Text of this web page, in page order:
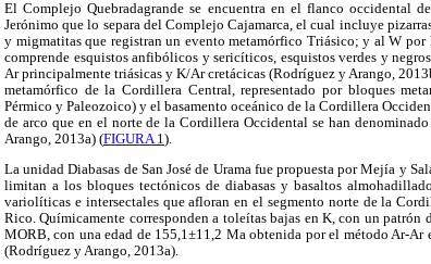
El Complejo Quebradagrande se encuentra en el flanco
Jerónimo que lo separa del Complejo Cajamarca, el cual incluye
y migmatitas que registran un evento metamórfico Triásico; y al W
comprende esquistos anfibólicos y sericíticos, esquistos verdes y
Ar principalmente triásicas y K/Ar cretácicas (Rodríguez y Arango,
metamórfico de la Cordillera Central, representado por bloques
Pérmico y Paleozoico) y el basamento oceánico de la Cordillera
de arco que en el norte de la Cordillera Occidental se han
Arango, 2013a) (FIGURA 1).
La unidad Diabasas de San José de Urama fue propuesta por Mejía y
limitan a los bloques tectónicos de diabasas y basaltos
variolíticas e intersectales que afloran en el segmento norte de la
Rico. Químicamente corresponden a toleítas bajas en K, con un
MORB, con una edad de 155,1±11,2 Ma obtenida por el método Ar-
(Rodríguez y Arango, 2013a).